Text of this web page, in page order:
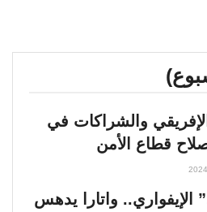
الإفريقي والشراكات في
قطاع الأمن
واتارا يدهس